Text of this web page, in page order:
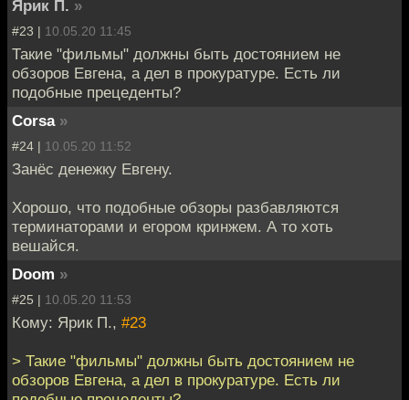
Ярик П. »
#23 | 10.05.20 11:45
Такие "фильмы" должны быть достоянием не
обзоров Евгена, а дел в прокуратуре. Есть ли
подобные прецеденты?
Corsa »
#24 | 10.05.20 11:52
Занёс денежку Евгену.
Хорошо, что подобные обзоры разбавляются
терминаторами и егором кринжем. А то хоть
вешайся.
Doom »
#25 | 10.05.20 11:53
Кому: Ярик П., #23
> Такие "фильмы" должны быть достоянием не
обзоров Евгена, а дел в прокуратуре. Есть ли